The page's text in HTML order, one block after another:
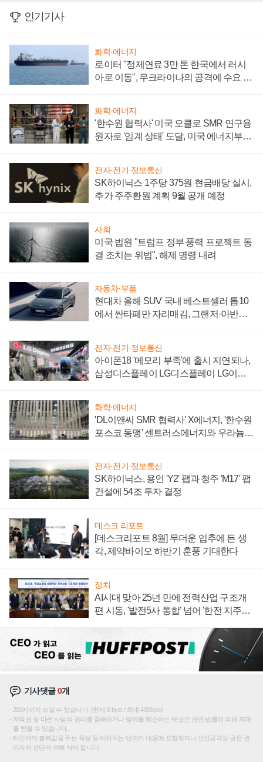
인기기사
화학·에너지
로이터 "정제연료 3만 톤 한국에서 러시
아로 이동", 우크라이나의 공격에 수요 늘
화학·에너지
'한수원 협력사' 미국 오클로 SMR 연구용
원자로 '임계 상태' 도달, 미국 에너지부
전자·전기·정보통신
SK하이닉스 1주당 375원 현금배당 실시,
추가 주주환원 계획 9월 공개 예정
사회
미국 법원 "트럼프 정부 풍력 프로젝트 동
결 조치는 위법", 해제 명령 내려
자동차·부품
현대차 올해 SUV 국내 베스트셀러 톱10
에서 싼타페만 자리매김, 그랜저·아반떼
전자·전기·정보통신
아이폰18 '메모리 부족'에 출시 지연되나,
삼성디스플레이 LG디스플레이 LG이노
화학·에너지
'DL이앤씨 SMR 협력사' X에너지, '한수원
포스코 동맹' 센트러스에너지와 우라늄
전자·전기·정보통신
SK하이닉스, 용인 'Y2' 팹과 청주 'M17' 팹
건설에 54조 투자 결정
데스크 리포트
[데스크리포트 8월] 무더운 입추에 든 생
각, 제약바이오 하반기 훈풍 기대한다
정치
AI시대 맞아 25년 만에 전력산업 구조개
편 시동, '발전5사 통합' 넘어 '한전 지주사'
기사댓글0개
200자까지 쓰실 수 있습니다. (현재 0 byte / 최대 400byte)
저작권 등 다른 사람의 권리를 침해하거나 명예를 훼손하는 댓글은 관련 법률에 의해 제재
를 받을 수 있습니다.
타인에게 불쾌감을 주는 욕설 등 비하하는 단어가 내용에 포함되거나 인신공격성 글은 관
리자의 판단에 의해 삭제 합니다.